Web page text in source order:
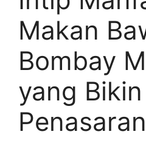
Makan
Bombay
yang
Penasaran